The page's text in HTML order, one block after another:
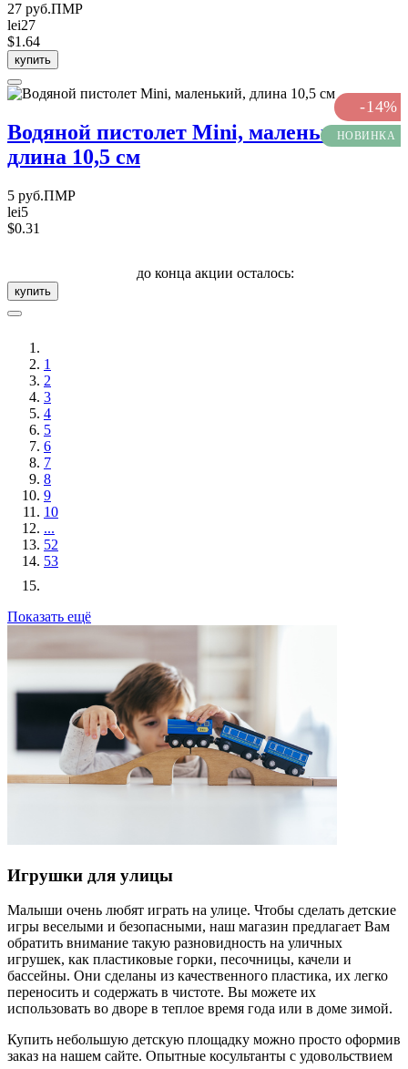
27 руб.ПМР
lei27
$1.64
купить
-14%
НОВИНКА
Водяной пистолет Mini, маленький,
длина 10,5 см
5 руб.ПМР
lei5
$0.31
до конца акции осталось:
купить
1
2
3
4
5
6
7
8
9
10
...
52
53
Показать ещё
Игрушки для улицы
Малыши очень любят играть на улице. Чтобы сделать детские
игры веселыми и безопасными, наш магазин предлагает Вам
обратить внимание такую разновидность на уличных
игрушек, как пластиковые горки, песочницы, качели и
бассейны. Они сделаны из качественного пластика, их легко
переносить и содержать в чистоте. Вы можете их
использовать во дворе в теплое время года или в доме зимой.
Купить небольшую детскую площадку можно просто оформив
заказ на нашем сайте. Опытные косультанты с удовольствием